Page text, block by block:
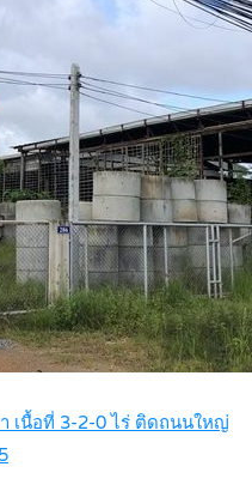
เนื้อที่ 3-2-0 ไร่ ติดถนนใหญ่